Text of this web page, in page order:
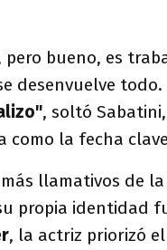
pero bueno, es
desenvuelve todo.
, soltó
como la fecha
llamativos de
propia identidad
, la actriz priorizó